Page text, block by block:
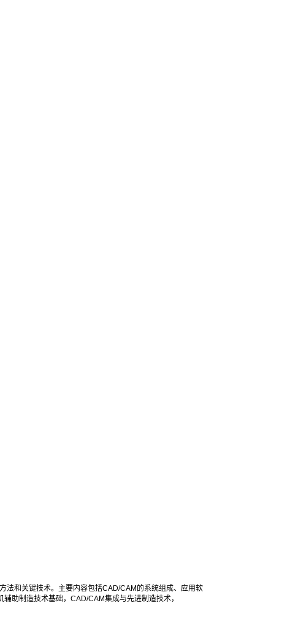
法和关键技术。主要内容包括CAD/CAM的系统组成、应用软
助制造技术基础，CAD/CAM集成与先进制造技术，